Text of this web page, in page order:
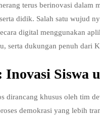
terus berinovasi dalam
didik. Salah satu wujud
digital menggunakan
serta dukungan penuh dari
Inovasi Siswa
dirancang khusus oleh tim
demokrasi yang lebih